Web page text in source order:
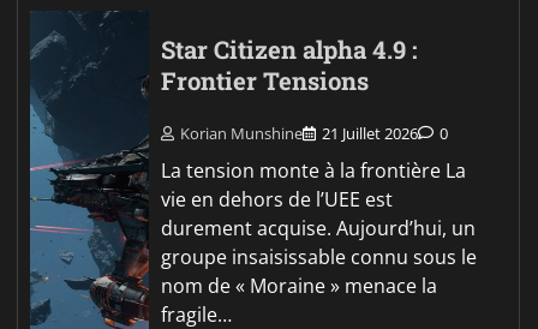
Star Citizen alpha 4.9 :
Frontier Tensions
Korian Munshine 21 Juillet 2026 0
La tension monte à la frontière La
vie en dehors de l’UEE est
durement acquise. Aujourd’hui, un
groupe insaisissable connu sous le
nom de « Moraine » menace la
fragile…